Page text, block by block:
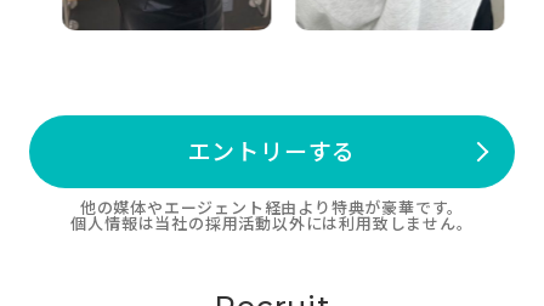
エントリーする
他の媒体やエージェント経由より特典が豪華です。
個人情報は当社の採用活動以外には利用致しません。